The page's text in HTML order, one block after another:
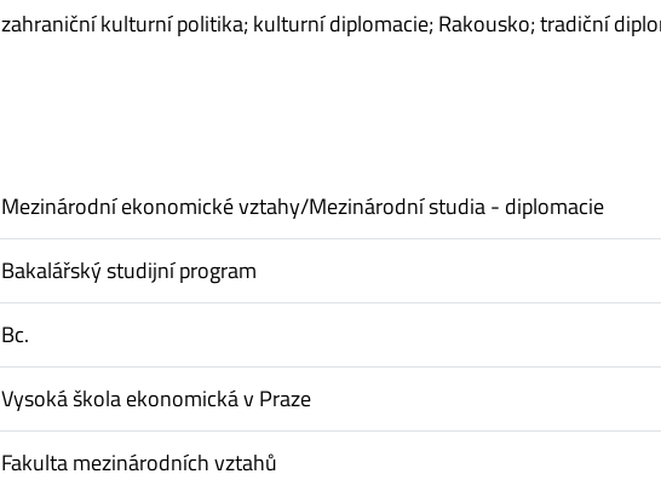
zahraniční kulturní politika; kulturní diplomacie; Rakousko; tradiční
Mezinárodní ekonomické vztahy/Mezinárodní studia - diplomacie
Bakalářský studijní program
Bc.
Vysoká škola ekonomická v Praze
Fakulta mezinárodních vztahů